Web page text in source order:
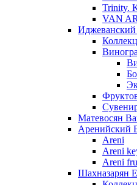
Trinity.
VAN
Матевосян
Аренийский
Areni
Areni
Areni
Шахназарян